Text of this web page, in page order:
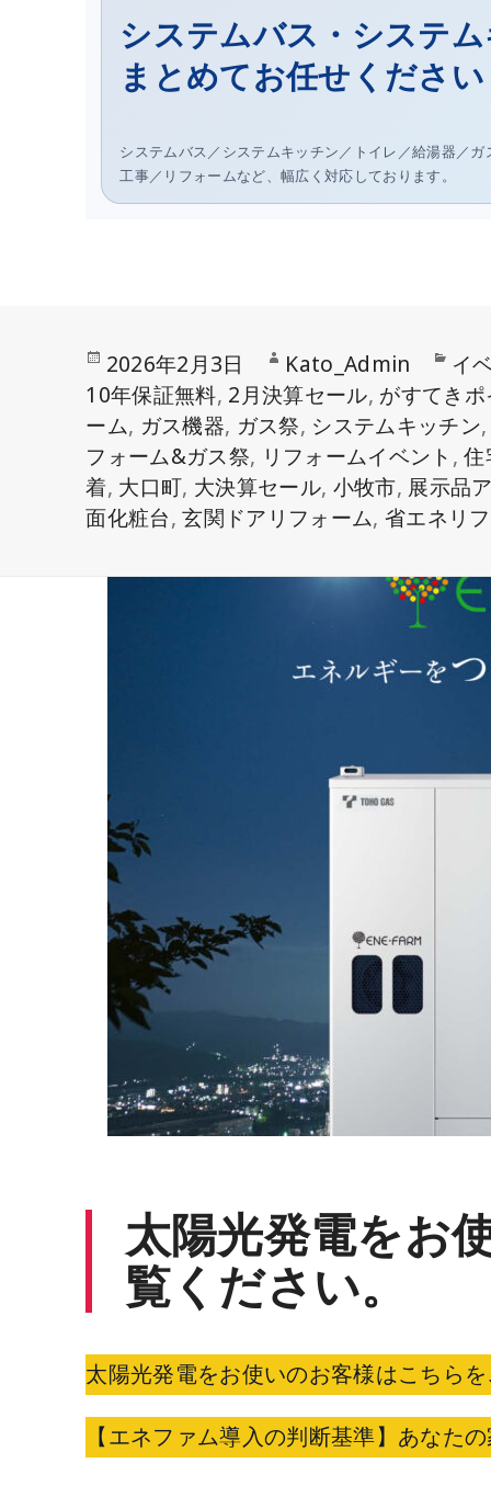
システムバス・システ
まとめてお任せください
システムバス／システムキッチン／トイレ／給湯器／
工事／リフォームなど、幅広く対応しております。
投
稿
日:
2026年2月3日
作
成
者
Kato_Admin
カ
テ
ゴ
リ
ー
イ
10年保証無料, 2月決算セール, がすてき
ーム, ガス機器, ガス祭, システムキッチン
フォーム&ガス祭, リフォームイベント ,住
着, 大口町, 大決算セール, 小牧市, 展示品
面化粧台,玄関ドアリフォーム,省エネリ
太陽光発電をお
覧ください。
太陽光発電をお使いのお客様はこちら
【エネファム導入の判断基準】あなた